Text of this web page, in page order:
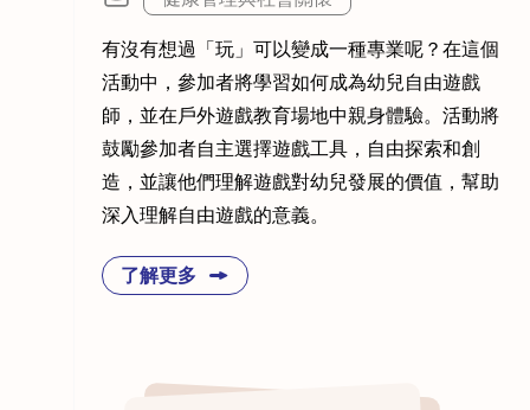
有沒有想過「玩」可以變成一種專業呢？在這個
活動中，參加者將學習如何成為幼兒自由遊戲
師，並在戶外遊戲教育場地中親身體驗。活動將
鼓勵參加者自主選擇遊戲工具，自由探索和創
造，並讓他們理解遊戲對幼兒發展的價值，幫助
深入理解自由遊戲的意義。
了解更多